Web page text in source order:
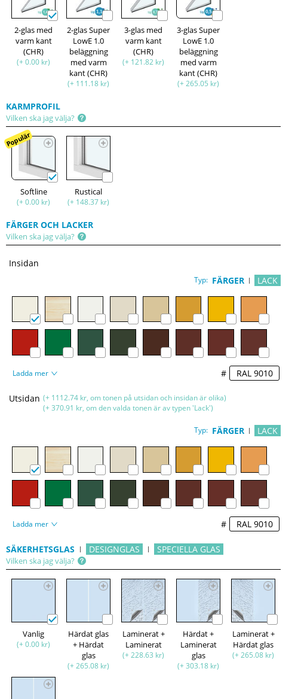
2-glas med
varm kant
(CHR)
(+ 0.00 kr)
2-glas Super
LowE 1.0
beläggning
med varm
kant (CHR)
(+ 111.18 kr)
3-glas med
varm kant
(CHR)
(+ 121.82 kr)
3-glas Super
LowE 1.0
beläggning
med varm
kant (CHR)
(+ 265.05 kr)
KARMPROFIL
Vilken ska jag välja?
Populär
Softline
(+ 0.00 kr)
Rustical
(+ 148.37 kr)
FÄRGER OCH LACKER
Vilken ska jag välja?
Insidan
Typ: FÄRGER LACK
Ladda mer #
Utsidan (+ 1112.74 kr, om tonen på utsidan och insidan är olika)
(+ 370.91 kr, om den valda tonen är av typen 'Lack')
Typ: FÄRGER LACK
Ladda mer #
SÄKERHETSGLAS DESIGNGLAS SPECIELLA GLAS
Vilken ska jag välja?
Vanlig
(+ 0.00 kr)
Härdat glas
+ Härdat
glas
(+ 265.08 kr)
Laminerat +
Laminerat
(+ 228.63 kr)
Härdat +
Laminerat
glas
(+ 303.18 kr)
Laminerat +
Härdat glas
(+ 265.08 kr)